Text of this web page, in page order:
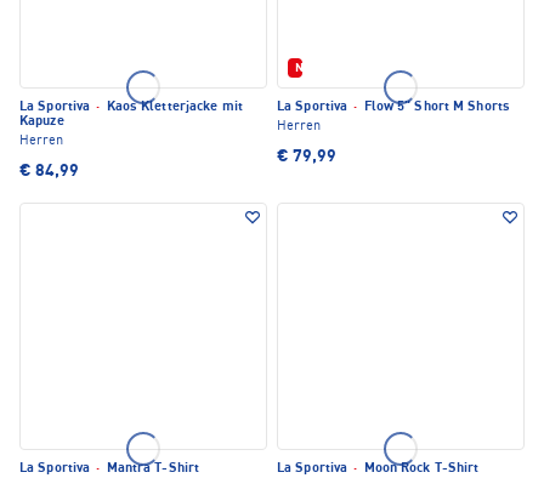
La Sportiva ·
Kaos Kletterjacke mit
Kapuze
Herren
€ 84,99
Neu
La Sportiva ·
Flow 5" Short M Shorts
Herren
€ 79,99
La Sportiva ·
Mantra T-Shirt
La Sportiva ·
Moon Rock T-Shirt